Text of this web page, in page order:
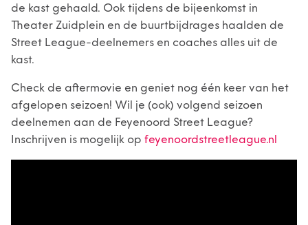
de kast gehaald. Ook tijdens de bijeenkomst in
Theater Zuidplein en de buurtbijdrages haalden de
Street League-deelnemers en coaches alles uit de
kast.
Check de aftermovie en geniet nog één keer van het
afgelopen seizoen! Wil je (ook) volgend seizoen
deelnemen aan de Feyenoord Street League?
Inschrijven is mogelijk op feyenoordstreetleague.nl